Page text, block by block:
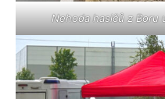
Nehoda hasičů z Boru